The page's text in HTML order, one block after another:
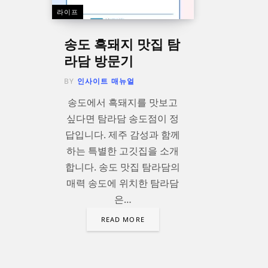
라이프
송도 흑돼지 맛집 탐
라담 방문기
BY 인사이트 매뉴얼
송도에서 흑돼지를 맛보고
싶다면 탐라담 송도점이 정
답입니다. 제주 감성과 함께
하는 특별한 고깃집을 소개
합니다. 송도 맛집 탐라담의
매력 송도에 위치한 탐라담
은…
READ MORE